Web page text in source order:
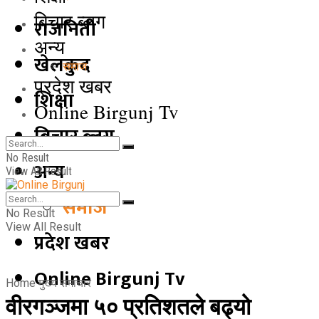
राजनिती
खेलकुद
शिक्षा
बिचार ब्लग
अन्य
समाज
प्रदेश खबर
Online Birgunj Tv
बिचार ब्लग
अन्य
समाज
प्रदेश खबर
Online Birgunj Tv
No Result
View All Result
No Result
View All Result
Home मुख्य समाचार
वीरगञ्जमा ५० प्रतिशतले बढ्यो